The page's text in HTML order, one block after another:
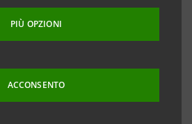
PIÙ OPZIONI
ACCONSENTO
la realizzazione di impianti civili e
di energia elettrica
collettori solari
produzione di energia da
idroelettrici, di